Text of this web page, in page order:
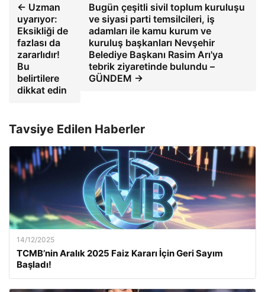
← Uzman
uyarıyor:
Eksikliği de
fazlası da
zararlıdır!
Bu
belirtilere
dikkat edin
Bugün çeşitli sivil toplum kuruluşu
ve siyasi parti temsilcileri, iş
adamları ile kamu kurum ve
kuruluş başkanları Nevşehir
Belediye Başkanı Rasim Arı'ya
tebrik ziyaretinde bulundu –
GÜNDEM →
Tavsiye Edilen Haberler
14/12/2025
TCMB’nin Aralık 2025 Faiz Kararı İçin Geri Sayım
Başladı!